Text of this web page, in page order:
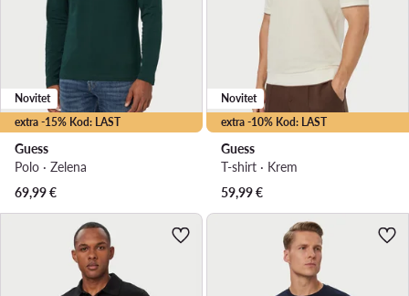
extra -15% Kod: LAST
Novitet
Guess
Polo · Zelena
69,99€
extra -10% Kod: LAST
Novitet
Guess
T-shirt · Krem
59,99€